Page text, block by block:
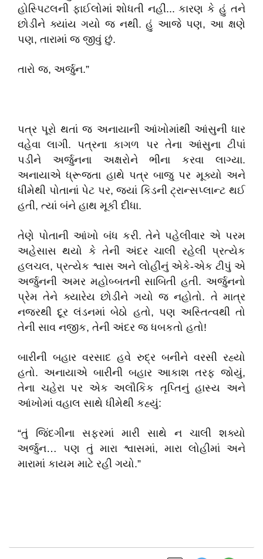
હોસ્પિટલની ફાઈલોમાં શોધતી નહીં... કારણ કે હું તને
છોડીને ક્યાંય ગયો જ નથી. હું આજે પણ, આ ક્ષણે
પણ, તારામાં જ જીવું છું.
​તારો જ, અર્જુન.”
​પત્ર પૂરો થતાં જ અનાયાની આંખોમાંથી આંસુની ધાર
વહેવા લાગી. પત્રના કાગળ પર તેના આંસુના ટીપાં
પડીને અર્જુનના અક્ષરોને ભીના કરવા લાગ્યા.
અનાયાએ ધ્રૂજતા હાથે પત્ર બાજુ પર મૂક્યો અને
ધીમેથી પોતાનાં પેટ પર, જ્યાં કિડની ટ્રાન્સપ્લાન્ટ થઈ
હતી, ત્યાં બંને હાથ મૂકી દીધા.
​તેણે પોતાની આંખો બંધ કરી. તેને પહેલીવાર એ પરમ
અહેસાસ થયો કે તેની અંદર ચાલી રહેલી પ્રત્યેક
હલચલ, પ્રત્યેક શ્વાસ અને લોહીનું એકે-એક ટીપું એ
અર્જુનની અમર મહોબ્બતની સાબિતી હતી. અર્જુનનો
પ્રેમ તેને ક્યારેય છોડીને ગયો જ નહોતો. તે માત્ર
નજરથી દૂર લંડનમાં બેઠો હતો, પણ અસ્તિત્વથી તો
તેની સાવ નજીક, તેની અંદર જ ધબકતો હતો!
​બારીની બહાર વરસાદ હવે રુદ્ર બનીને વરસી રહ્યો
હતો. અનાયાએ બારીની બહાર આકાશ તરફ જોયું,
તેના ચહેરા પર એક અલૌકિક તૃપ્તિનું હાસ્ય અને
આંખોમાં વહાલ સાથે ધીમેથી કહ્યું:
​“તું જિંદગીના સફરમાં મારી સાથે ન ચાલી શક્યો
અર્જુન… પણ તું મારા શ્વાસમાં, મારા લોહીમાં અને
મારામાં કાયમ માટે રહી ગયો.”